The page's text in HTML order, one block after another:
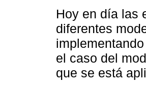
Hoy en día las
diferentes
el caso del
que se está